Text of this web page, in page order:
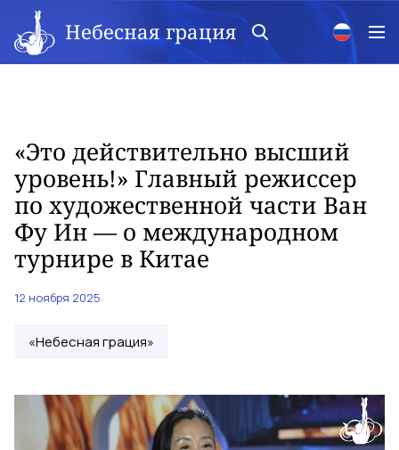
Небесная грация
«Это действительно высший
уровень!» Главный режиссер
по художественной части Ван
Фу Ин — о международном
турнире в Китае
12 ноября 2025
«Небесная грация»